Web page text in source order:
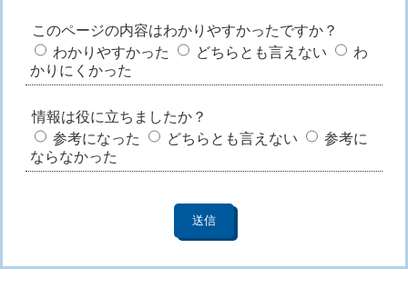
このページの内容はわかりやすかったですか？
わかりやすかった
どちらとも言えない
わ
かりにくかった
情報は役に立ちましたか？
参考になった
どちらとも言えない
参考に
ならなかった